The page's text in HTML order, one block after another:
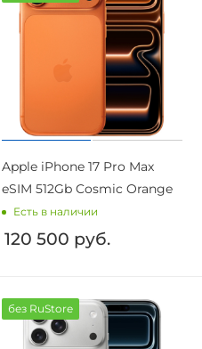
Apple iPhone 17 Pro Max
eSIM 512Gb Cosmic Orange
Есть в наличии
120 500 руб.
без RuStore